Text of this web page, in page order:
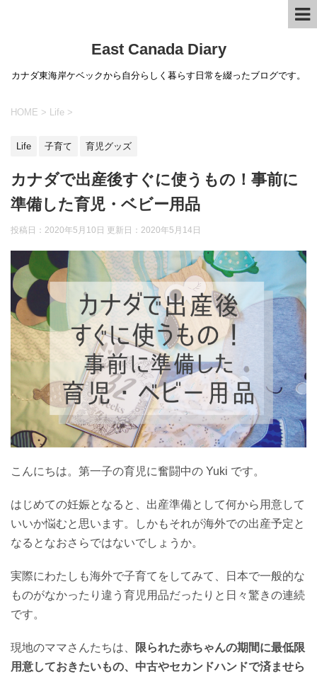
East Canada Diary
カナダ東海岸ケベックから自分らしく暮らす日常を綴ったブログです。
HOME > Life >
Life 子育て 育児グッズ
カナダで出産後すぐに使うもの！事前に
準備した育児・ベビー用品
投稿日：2020年5月10日 更新日： 2020年5月14日
こんにちは。第一子の育児に奮闘中の Yuki です。
はじめての妊娠となると、出産準備として何から用意して
いいか悩むと思います。しかもそれが海外での出産予定と
なるとなおさらではないでしょうか。
実際にわたしも海外で子育てをしてみて、日本で一般的な
ものがなかったり違う育児用品だったりと日々驚きの連続
です。
現地のママさんたちは、
限られた赤ちゃんの期間に最低限
用意しておきたいもの、中古やセカンドハンドで済ませら